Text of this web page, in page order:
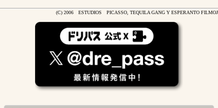
(C) 2006 ESTUDIOS PICASSO, TEQUILA GANG Y ESPERANTO FILMOJ